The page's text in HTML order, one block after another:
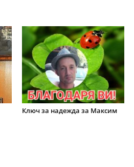
Ключ за надежда за Максим